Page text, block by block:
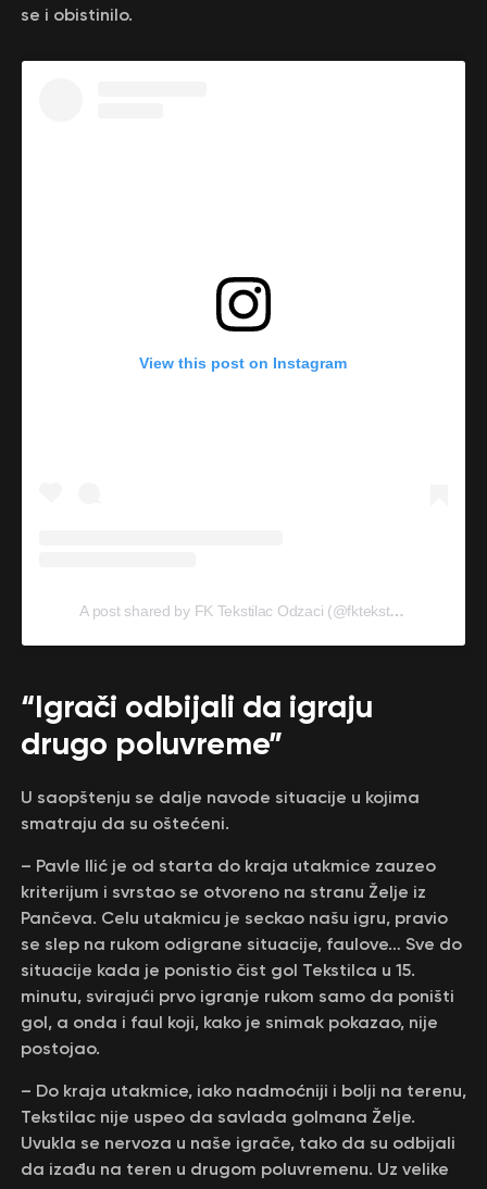
se i obistinilo.
View this post on Instagram
A post shared by FK Tekstilac Odzaci (@fktekstilac1919)
“Igrači odbijali da igraju
drugo poluvreme”
U saopštenju se dalje navode situacije u kojima
smatraju da su oštećeni.
– Pavle Ilić je od starta do kraja utakmice zauzeo
kriterijum i svrstao se otvoreno na stranu Želje iz
Pančeva. Celu utakmicu je seckao našu igru, pravio
se slep na rukom odigrane situacije, faulove… Sve do
situacije kada je ponistio čist gol Tekstilca u 15.
minutu, svirajući prvo igranje rukom samo da poništi
gol, a onda i faul koji, kako je snimak pokazao, nije
postojao.
– Do kraja utakmice, iako nadmoćniji i bolji na terenu,
Tekstilac nije uspeo da savlada golmana Želje.
Uvukla se nervoza u naše igrače, tako da su odbijali
da izađu na teren u drugom poluvremenu. Uz velike